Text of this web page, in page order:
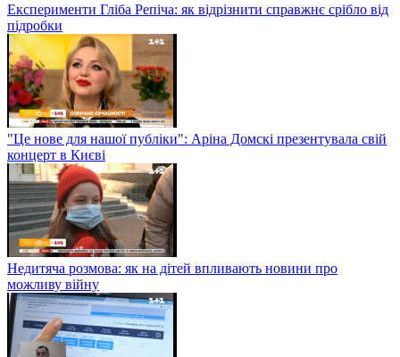
Експерименти Гліба Репіча: як відрізнити справжнє срібло від
підробки
"Це нове для нашої публіки": Аріна Домскі презентувала свій
концерт в Києві
Недитяча розмова: як на дітей впливають новини про
можливу війну